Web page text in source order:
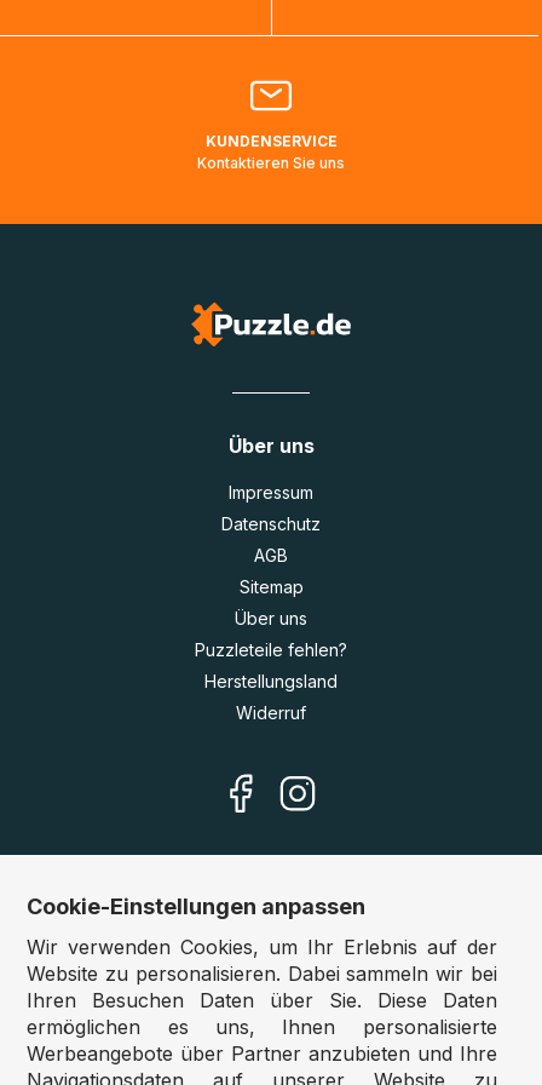
Bitte kontaktieren Sie denKundenservicefalls Ihr Paket
Lieferadressen in Deutschland oder Europa mehrere Tage
KUNDENSERVICE
Kontaktieren Sie uns
Über uns
Impressum
Datenschutz
AGB
Sitemap
Über uns
Puzzleteile fehlen?
Herstellungsland
Widerruf
Unsere Shops
Deutschland:www.puzzle.de
Österreich:
www.puzzle.at
Belgien:www.puzzle.be
Großbritannien:www.jigsawpuzzle.co.uk
Cookie-Einstellungen anpassen
Wir verwenden Cookies, um Ihr Erlebnis auf der
Website zu personalisieren. Dabei sammeln wir bei
Ihren Besuchen Daten über Sie. Diese Daten
ermöglichen es uns, Ihnen personalisierte
Werbeangebote über Partner anzubieten und Ihre
Navigationsdaten auf unserer Website zu